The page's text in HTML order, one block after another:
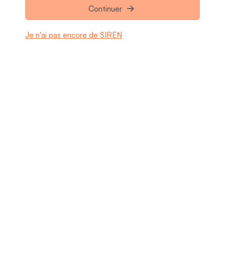
Continuer
Je n'ai pas encore de SIREN